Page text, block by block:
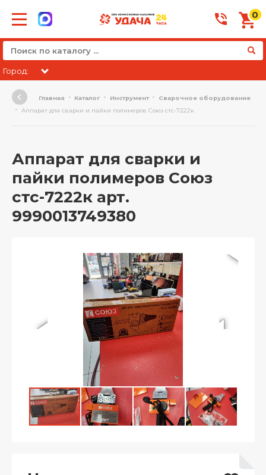
0
Город:
Главная Каталог Инструмент
Сварочное оборудование
Аппарат для сварки и пайки полимеров Союз стс-7222к
Аппарат для сварки и
пайки полимеров Союз
стс-7222к арт.
9990013749380